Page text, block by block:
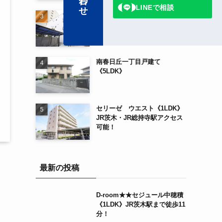
南春日丘一丁目戸建て
《5LDK》
セリーゼ ウエスト《1LDK》
JR茨木・JR総持寺駅アクセス
可能！
最新の投稿
D-room★★セジュール中穂積
《1LDK》JR茨木駅まで徒歩11
分！
LINEで相談